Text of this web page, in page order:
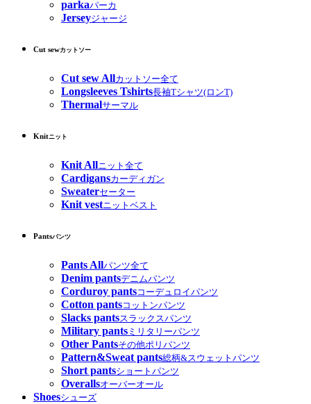
parkaパーカ
Jerseyジャージ
Cut sewカットソー
Cut sew Allカットソー全て
Longsleeves Tshirts長袖Tシャツ(ロンT)
Thermalサーマル
Knitニット
Knit Allニット全て
Cardigansカーディガン
Sweaterセーター
Knit vestニットベスト
Pantsパンツ
Pants Allパンツ全て
Denim pantsデニムパンツ
Corduroy pantsコーデュロイパンツ
Cotton pantsコットンパンツ
Slacks pantsスラックスパンツ
Military pants ミリタリーパンツ
Other Pantsその他ポリパンツ
Pattern&Sweat pants総柄&スウェットパンツ
Short pantsショートパンツ
Overallsオーバーオール
Shoesシューズ